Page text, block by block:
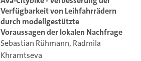
Verfügbarkeit von Leihfahrrädern
durch modellgestützte
Voraussagen der lokalen Nachfrage
Sebastian Rühmann, Radmila
Khramtseva